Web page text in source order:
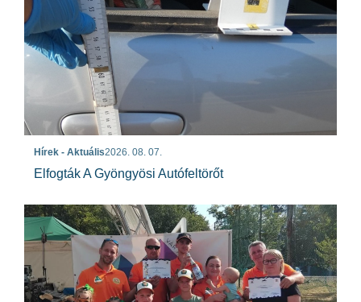
Hírek - Aktuális2026. 08. 07.
Elfogták A Gyöngyösi Autófeltörőt